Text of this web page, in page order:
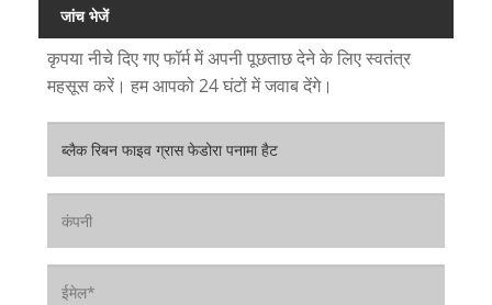
जांच भेजें
कृपया नीचे दिए गए फॉर्म में अपनी पूछताछ देने के लिए स्वतंत्र
महसूस करें। हम आपको 24 घंटों में जवाब देंगे।